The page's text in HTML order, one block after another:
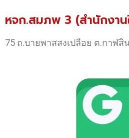
หจก.สมภพ 3 (สำนักงา
75 ถ.บายพาสสงเปลือย ต.กาฬสิ